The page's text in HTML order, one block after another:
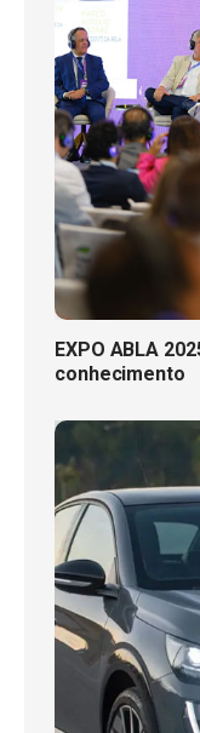
EXPO ABLA
conhecimento